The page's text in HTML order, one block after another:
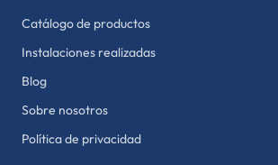
Catálogo de productos
Instalaciones realizadas
Blog
Sobre nosotros
Política de privacidad